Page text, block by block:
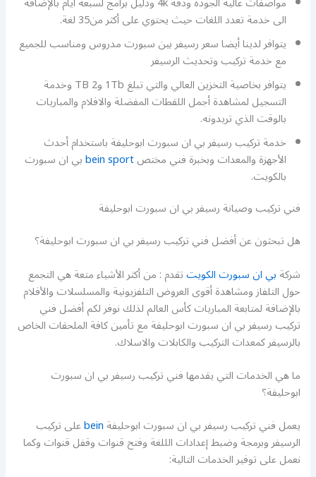
الى خدمة تعدد اللغات حيث يحتوي على أكثر من35 لغة.
يتوافر لدينا أيضا سعر رسيفر بين سبورت مدروس ومناسب للجميع
مع خدمة تركيب وتحديث الرسيفر
يتوافر بخاصية التخزين العالي والتي تبلغ 1Tb و2 TB وخدمة
التسجيل لمشاهدة أجمل اللقطات المفضلة والافلام والمباريات
بالوقت الذي تريدونه.
خدمة تركيب رسيفر بي ان سبورت ابوحليفة باستخدام أحدث
الأجهزة والمعدات وبخبرة فني مختصbein sportبي ان سبورت
بالكويت.
فني تركيب وصيانة رسيفر بي ان سبورت ابوحليفة
هل تبحثون عن أفضل فني تركيب رسيفر بي ان سبورت ابوحليفة؟
شركةبي ان سبورت الكويتتقدم : من أكثر الأشياء متعة هي التجمع
حول التلفاز ومشاهدة أقوى العروض التلفزيونية والمسلسلات والأفلام
بالإضافة لمتابعة المباريات كأس العالم لذلك نوفر لكم أفضل فني
تركيب رسيفر بي ان سبورت ابوحليفة مع تأمين كافة الملحقات الخاص
بالرسيفر كمعدات التركيب والكابلات والاسلاك.
ما هي الخدمات التي يقدمها فني تركيب رسيفر بي ان سبورت
ابوحليفة؟
يعمل فني تركيب رسيفر بي ان سبورت ابوحليفةbeinعلى تركيب
الرسيفر وبرمجة وضبط إعدادات الللغة وفتح قنوات وقفل قنوات وكما
نعمل على توفير الخدمات التالية: